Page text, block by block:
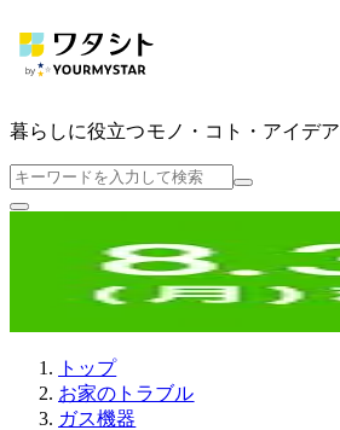
暮らしに役立つモノ・コト・アイデア
トップ
お家のトラブル
ガス機器